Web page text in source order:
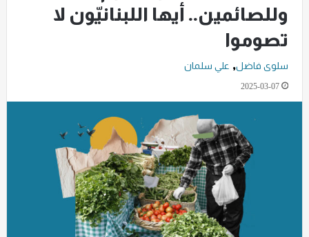
وللصائمين.. أيها اللبنانيّون لا
تصوموا
سلوى فاضل, علي سلمان
2025-03-07